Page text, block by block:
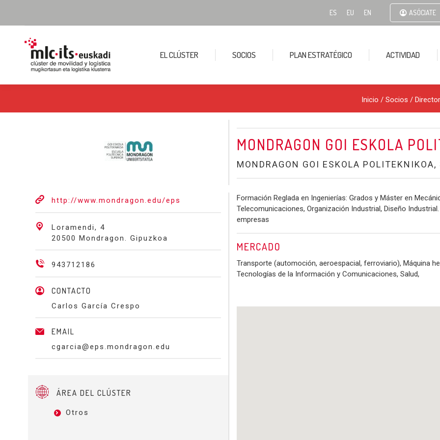
ES EU EN ASÓCIATE
EL CLÚSTER SOCIOS PLAN ESTRATÉGICO ACTIVIDAD
Inicio / Socios /
MONDRAGON GOI ESKOLA
MONDRAGON GOI ESKOLA POLITEKNIKOA,
http://www.mondragon.edu/eps
Loramendi, 4
20500 Mondragon. Gipuzkoa
943712186
CONTACTO
Carlos García Crespo
EMAIL
cgarcia@eps.mondragon.edu
ÁREA DEL CLÚSTER
Otros
Formación Reglada en Ingenierías: Grados y Máster en
Telecomunicaciones, Organización Industrial, Diseño
empresas
MERCADO
Transporte (automoción, aeroespacial, ferroviario), Máquina
Tecnologías de la Información y Comunicaciones, Salud,